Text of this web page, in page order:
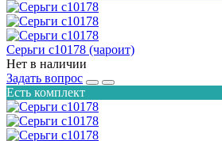
Серьги с10178 (чароит)
Нет в наличии
Задать вопрос
Есть комплект